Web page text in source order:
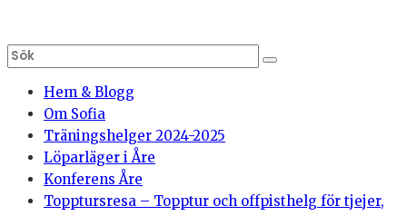
Hem & Blogg
Om Sofia
Träningshelger 2024-2025
Löparläger i Åre
Konferens Åre
Topptursresa – Topptur och offpisthelg för tjejer,